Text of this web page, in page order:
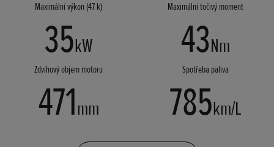
Maximální výkon (47 k)
35kW
Maximální točivý moment
43Nm
Zdvihový objem motoru
471mm
Spotřeba paliva
785km/L